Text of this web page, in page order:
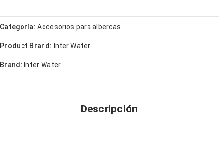
Categoría:Accesorios para albercas
Product Brand: Inter Water
Brand: Inter Water
Descripción